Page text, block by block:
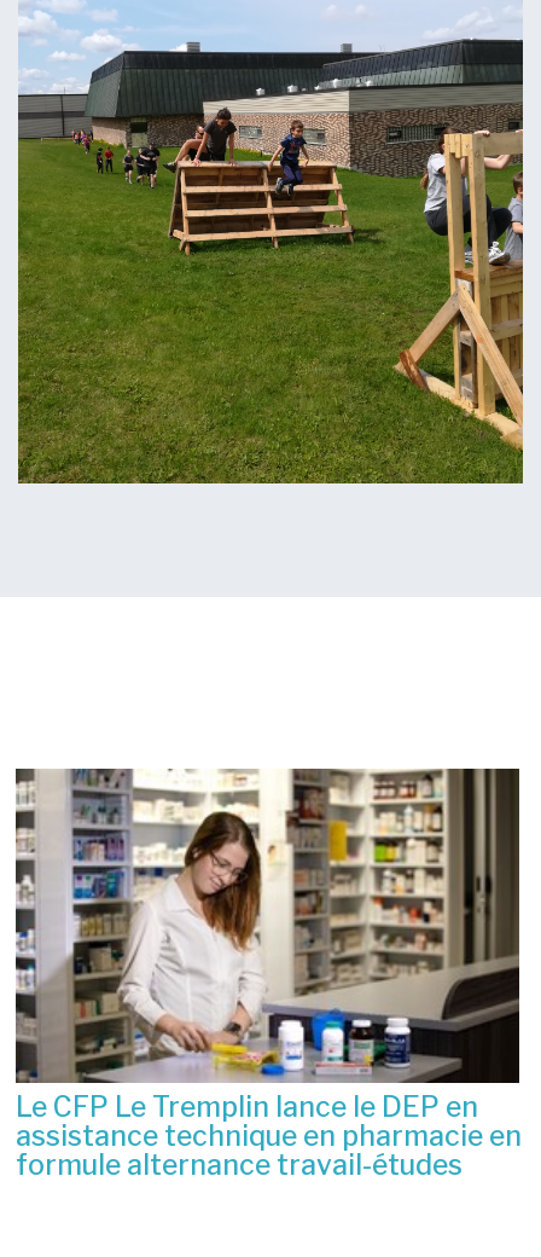
Le CFP Le Tremplin lance le DEP en
assistance technique en pharmacie en
formule alternance travail-études